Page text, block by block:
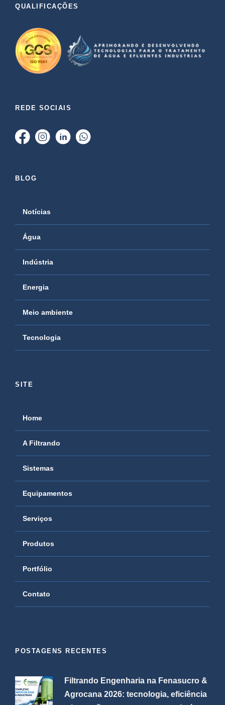
QUALIFICAÇÕES
REDE SOCIAIS
BLOG
Notícias
Água
Indústria
Energia
Meio ambiente
Tecnologia
SITE
Home
A Filtrando
Sistemas
Equipamentos
Serviços
Produtos
Portfólio
Contato
POSTAGENS RECENTES
Filtrando Engenharia na Fenasucro &
Agrocana 2026: tecnologia, eficiência